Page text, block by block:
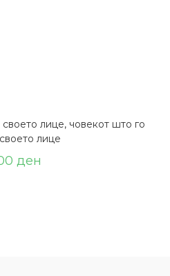
лице, човекот што го
лице
ден